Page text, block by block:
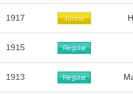
1917
1915
1913